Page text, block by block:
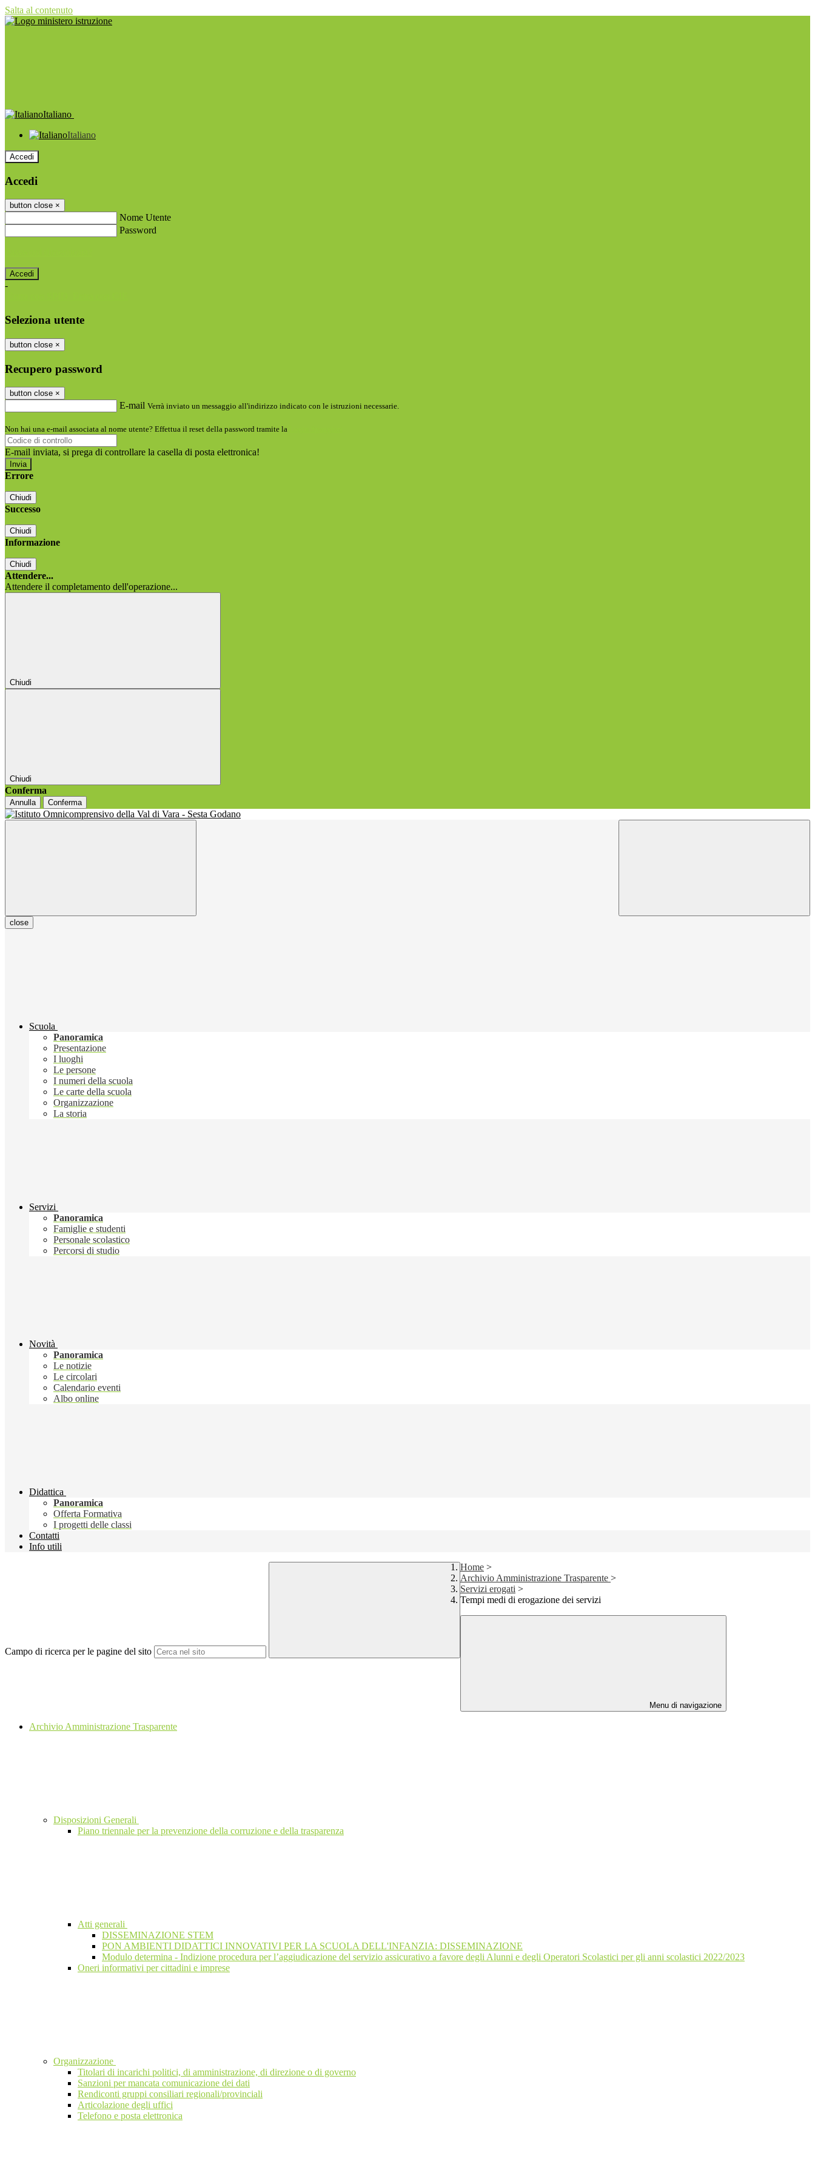
Salta al contenuto
Italiano
Italiano
Accedi
Accedi
button close ×
Nome Utente
Password
-
Seleziona utente
button close ×
Recupero password
button close ×
E-mail Verrà inviato un messaggio all'indirizzo indicato con le istruzioni necessarie.
Non hai una e-mail associata al nome utente? Effettua il reset della password tramite la
E-mail inviata, si prega di controllare la casella di posta elettronica!
Errore
Chiudi
Successo
Chiudi
Informazione
Chiudi
Attendere...
Attendere il completamento dell'operazione...
Chiudi
Chiudi
Conferma
Annulla Conferma
close
Scuola
Panoramica
Presentazione
I luoghi
Le persone
I numeri della scuola
Le carte della scuola
Organizzazione
La storia
Servizi
Panoramica
Famiglie e studenti
Personale scolastico
Percorsi di studio
Novità
Panoramica
Le notizie
Le circolari
Calendario eventi
Albo online
Didattica
Panoramica
Offerta Formativa
I progetti delle classi
Contatti
Info utili
Campo di ricerca per le pagine del sito
Home >
Archivio Amministrazione Trasparente >
Servizi erogati >
Tempi medi di erogazione dei servizi
Menu di navigazione
Archivio Amministrazione Trasparente
Disposizioni Generali
Piano triennale per la prevenzione della corruzione e della trasparenza
Atti generali
DISSEMINAZIONE STEM
PON AMBIENTI DIDATTICI INNOVATIVI PER LA SCUOLA DELL'INFANZIA: DISSEMINAZIONE
Modulo determina - Indizione procedura per l’aggiudicazione del servizio assicurativo a favore degli Alunni e degli Operatori Scolastici per gli anni scolastici 2022/2023
Oneri informativi per cittadini e imprese
Organizzazione
Titolari di incarichi politici, di amministrazione, di direzione o di governo
Sanzioni per mancata comunicazione dei dati
Rendiconti gruppi consiliari regionali/provinciali
Articolazione degli uffici
Telefono e posta elettronica